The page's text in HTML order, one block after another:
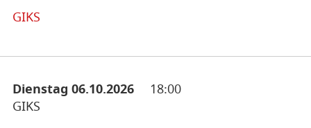
GIKS
Dienstag 06.10.2026
18:00
GIKS